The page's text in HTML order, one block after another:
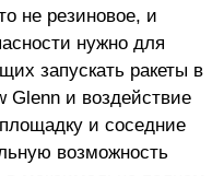
не резиновое, и
нужно для
запускать ракеты в
Glenn и воздействие
и соседние
возможность